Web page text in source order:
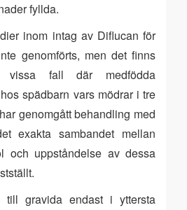
fyllda.
inom intag av Diflucan för
genomförts, men det finns
vissa fall där medfödda
spädbarn vars mödrar i tre
genomgått behandling med
exakta sambandet mellan
och uppståndelse av dessa
till gravida endast i yttersta